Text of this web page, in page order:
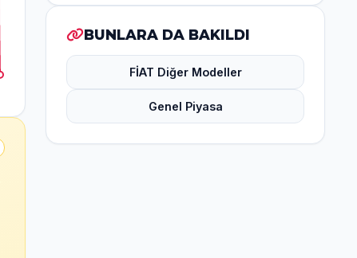
BUNLARA DA BAKILDI
FİAT Diğer Modeller
Genel Piyasa